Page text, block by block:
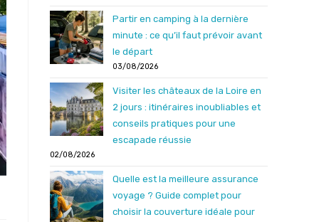
Partir en camping à la dernière
minute : ce qu’il faut prévoir avant
le départ
03/08/2026
Visiter les châteaux de la Loire en
2 jours : itinéraires inoubliables et
conseils pratiques pour une
escapade réussie
02/08/2026
Quelle est la meilleure assurance
voyage ? Guide complet pour
choisir la couverture idéale pour